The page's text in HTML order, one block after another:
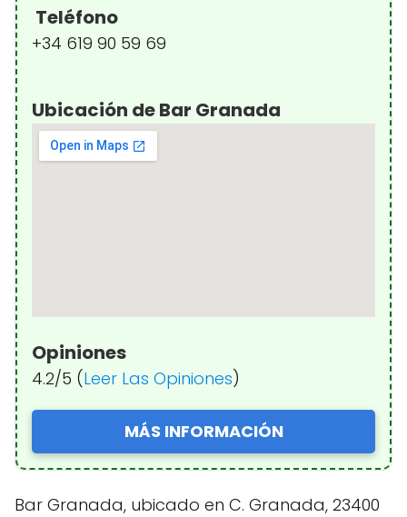
Teléfono
+34 619 90 59 69
Ubicación de Bar Granada
Opiniones
4.2/5 (Leer Las Opiniones)
MÁS INFORMACIÓN
Bar Granada, ubicado en C. Granada, 23400